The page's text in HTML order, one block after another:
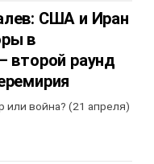
США и Иран
в
второй раунд
война? (21 апреля)